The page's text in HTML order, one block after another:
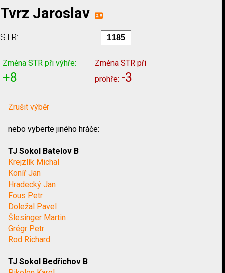
Tvrz Jaroslav
STR:
Změna STR při výhře:
+8
Změna STR při
prohře: -3
Zrušit výběr
nebo vyberte jiného hráče:
TJ Sokol Batelov B
Krejzlík Michal
Koníř Jan
Hradecký Jan
Fous Petr
Doležal Pavel
Šlesinger Martin
Grégr Petr
Rod Richard
TJ Sokol Bedřichov B